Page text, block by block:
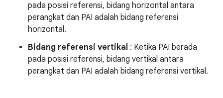
pada posisi referensi, bidang horizontal antara
perangkat dan PAI adalah bidang referensi
horizontal.
Bidang referensi vertikal : Ketika PAI berada
pada posisi referensi, bidang vertikal antara
perangkat dan PAI adalah bidang referensi vertikal.